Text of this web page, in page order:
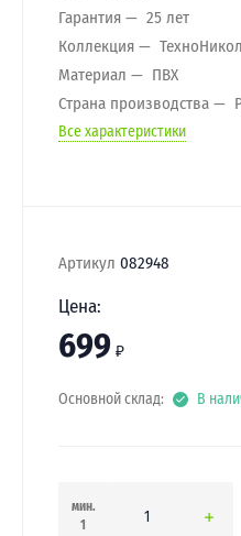
Гарантия
25 лет
Коллекция
Материал
ПВХ
Страна производства
Все характеристики
Артикул 082948
Цена:
699 ₽
Основной склад: В
мин.
1